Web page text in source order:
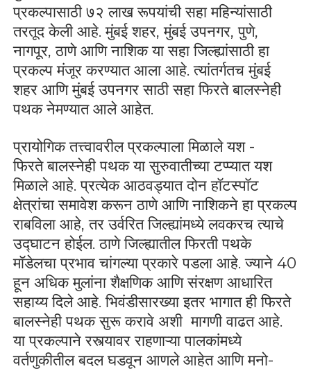
प्रकल्पासाठी ७२ लाख रूपयांची सहा महिन्यांसाठी
तरतूद केली आहे. मुंबई शहर, मुंबई उपनगर, पुणे,
नागपूर, ठाणे आणि नाशिक या सहा जिल्ह्यांसाठी हा
प्रकल्प मंजूर करण्यात आला आहे. त्यांतर्गतच मुंबई
शहर आणि मुंबई उपनगर साठी सहा फिरते बालस्नेही
पथक नेमण्यात आले आहेत.
प्रायोगिक तत्त्वावरील प्रकल्पाला मिळाले यश -
फिरते बालस्नेही पथक या सुरुवातीच्या टप्प्यात यश
मिळाले आहे. प्रत्येक आठवड्यात दोन हॉटस्पॉट
क्षेत्रांचा समावेश करून ठाणे आणि नाशिकने हा प्रकल्प
राबविला आहे, तर उर्वरित जिल्ह्यांमध्ये लवकरच त्याचे
उद्घाटन होईल. ठाणे जिल्ह्यातील फिरती पथके
मॉडेलचा प्रभाव चांगल्या प्रकारे पडला आहे. ज्याने 40
हून अधिक मुलांना शैक्षणिक आणि संरक्षण आधारित
सहाय्य दिले आहे. भिवंडीसारख्या इतर भागात ही फिरते
बालस्नेही पथक सुरू करावे अशी मागणी वाढत आहे.
या प्रकल्पाने रस्त्यावर राहणाऱ्या पालकांमध्ये
वर्तणुकीतील बदल घडवून आणले आहेत आणि मनो-